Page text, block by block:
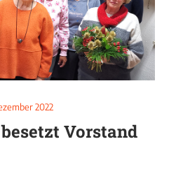
2022
Vorstand